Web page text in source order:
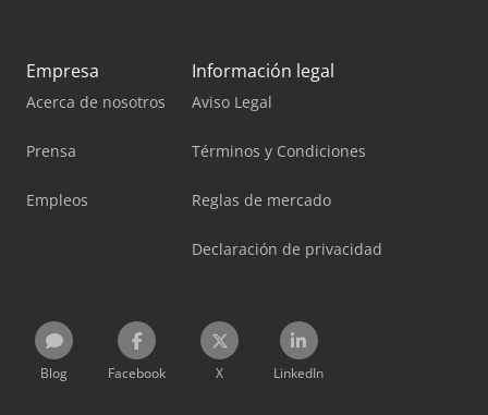
Empresa
Acerca de nosotros
Prensa
Empleos
Información legal
Aviso Legal
Términos y Condiciones
Reglas de mercado
Declaración de privacidad
Blog Facebook X LinkedIn